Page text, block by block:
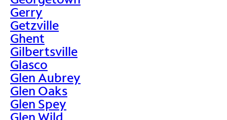
Gerry
Getzville
Ghent
Gilbertsville
Glasco
Glen Aubrey
Glen Oaks
Glen Spey
Glen Wild